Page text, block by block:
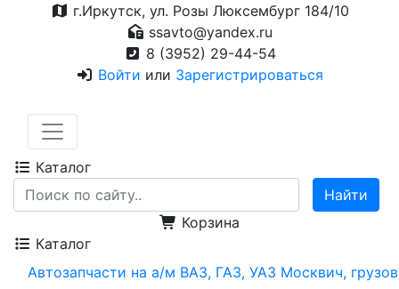
г.Иркутск, ул. Розы Люксембург 184/10
ssavto@yandex.ru
8 (3952) 29-44-54
Войти или Зарегистрироваться
Каталог
Корзина
Каталог
Автозапчасти на а/м ВАЗ, ГАЗ, УАЗ Москвич,